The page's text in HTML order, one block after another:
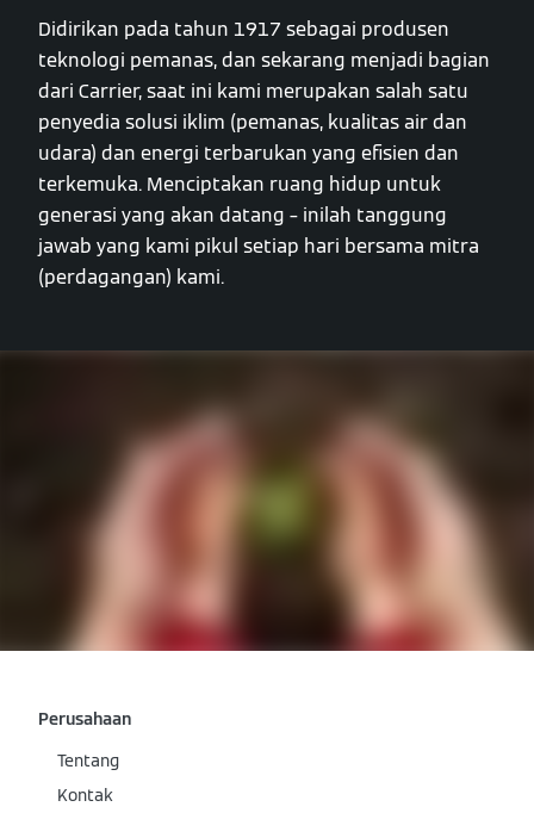
Didirikan pada tahun 1917 sebagai produsen
teknologi pemanas, dan sekarang menjadi bagian
dari Carrier, saat ini kami merupakan salah satu
penyedia solusi iklim (pemanas, kualitas air dan
udara) dan energi terbarukan yang efisien dan
terkemuka. Menciptakan ruang hidup untuk
generasi yang akan datang – inilah tanggung
jawab yang kami pikul setiap hari bersama mitra
(perdagangan) kami.
Perusahaan
Tentang
Kontak